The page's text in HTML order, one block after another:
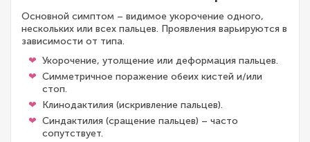
Основной симптом – видимое укорочение одного,
нескольких или всех пальцев. Проявления варьируются в
зависимости от типа.
Укорочение, утолщение или деформация пальцев.
Симметричное поражение обеих кистей и/или
стоп.
Клинодактилия (искривление пальцев).
Синдактилия (сращение пальцев) – часто
сопутствует.